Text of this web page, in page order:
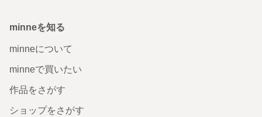
minneを知る
minneについて
minneで買いたい
作品をさがす
ショップをさがす